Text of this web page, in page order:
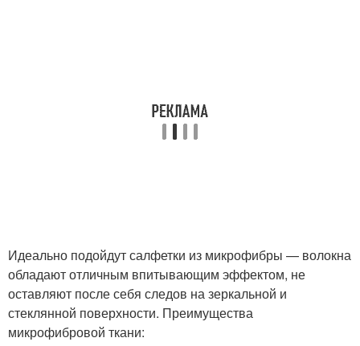
комаров
Средства для
отпугивания
Идеально подойдут салфетки из микрофибры — волокна
обладают отличным впитывающим эффектом, не
оставляют после себя следов на зеркальной и
стеклянной поверхности. Преимущества
микрофибровой ткани: